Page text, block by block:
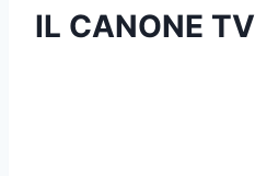
IL CANONE TV